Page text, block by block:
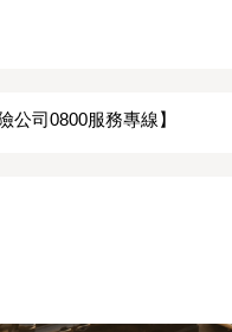
公司0800服務專線】